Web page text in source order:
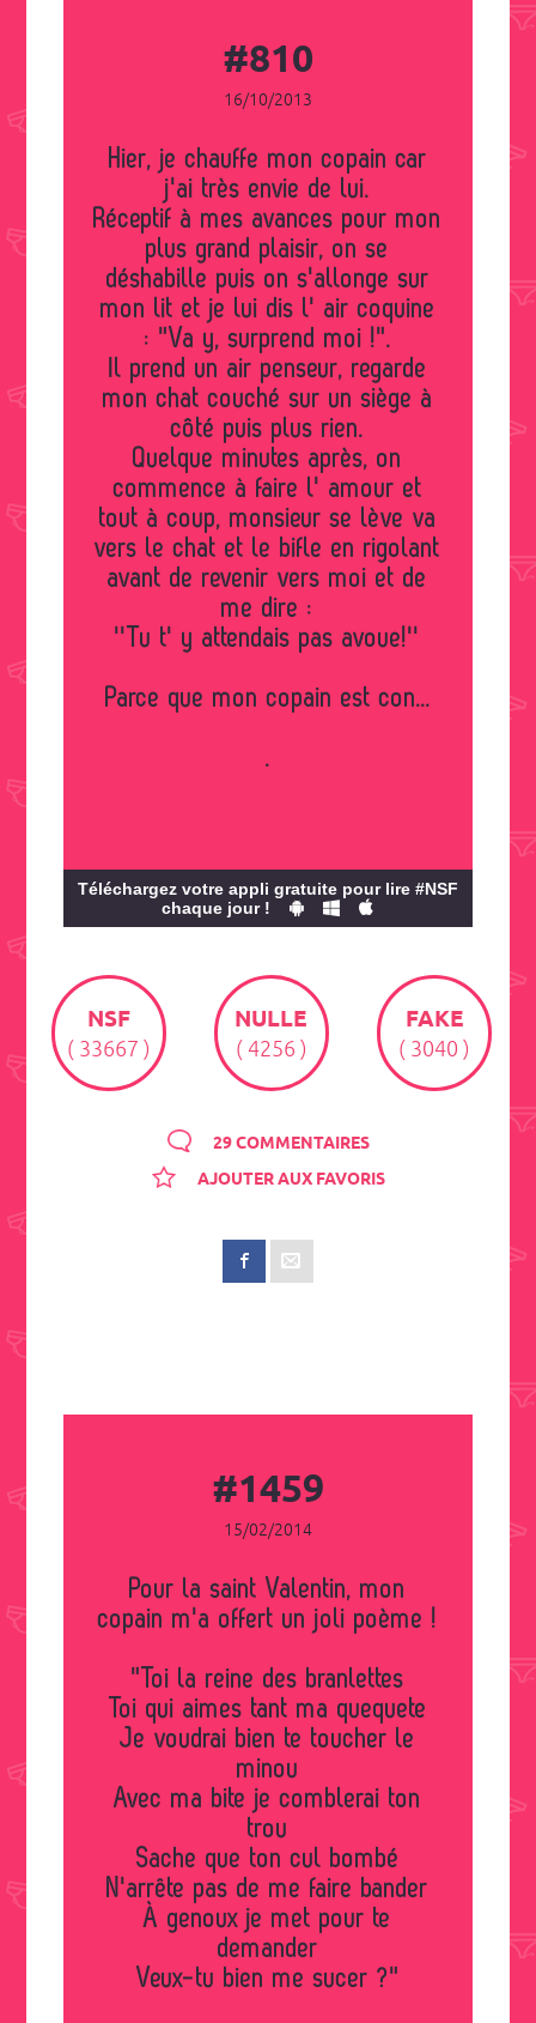
#810
16/10/2013
Hier, je chauffe mon copain car
j'ai très envie de lui.
Réceptif à mes avances pour mon
plus grand plaisir, on se
déshabille puis on s'allonge sur
mon lit et je lui dis l' air coquine
: "Va y, surprend moi !".
Il prend un air penseur, regarde
mon chat couché sur un siège à
côté puis plus rien.
Quelque minutes après, on
commence à faire l' amour et
tout à coup, monsieur se lève va
vers le chat et le bifle en rigolant
avant de revenir vers moi et de
me dire :
''Tu t' y attendais pas avoue!''
Parce que mon copain est con...
.
Téléchargez votre appli gratuite pour lire #NSF
chaque jour !
NSF
( 33667 )
NULLE
( 4256 )
FAKE
( 3040 )
29 COMMENTAIRES
AJOUTER AUX FAVORIS
#1459
15/02/2014
Pour la saint Valentin, mon
copain m'a offert un joli poème !
"Toi la reine des branlettes
Toi qui aimes tant ma quequete
Je voudrai bien te toucher le
minou
Avec ma bite je comblerai ton
trou
Sache que ton cul bombé
N'arrête pas de me faire bander
À genoux je met pour te
demander
Veux-tu bien me sucer ?"